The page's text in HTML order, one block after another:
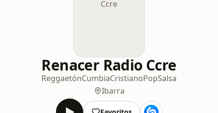
Renacer Radio Ccre
ReggaetónCumbiaCristianoPopSalsa
Ibarra